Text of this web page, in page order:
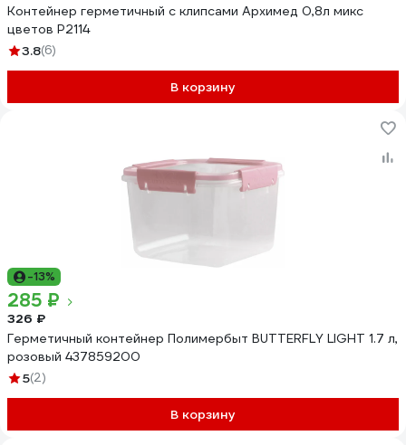
Контейнер герметичный с клипсами Архимед 0,8л микс
цветов Р2114
3.8(6)
В корзину
-13%
285 ₽
326 ₽
Герметичный контейнер Полимербыт BUTTERFLY LIGHT 1.7 л,
розовый 437859200
5(2)
В корзину